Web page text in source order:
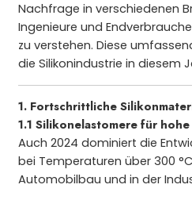
Nachfrage in verschiedenen
Ingenieure und
zu verstehen. Diese
die Silikonindustrie in diesem
1. Fortschrittliche
1.1 Silikonelastomere für
Auch 2024 dominiert die
bei Temperaturen über 300
Automobilbau und in der